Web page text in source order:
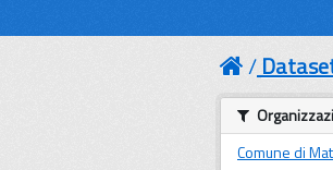
Comune di